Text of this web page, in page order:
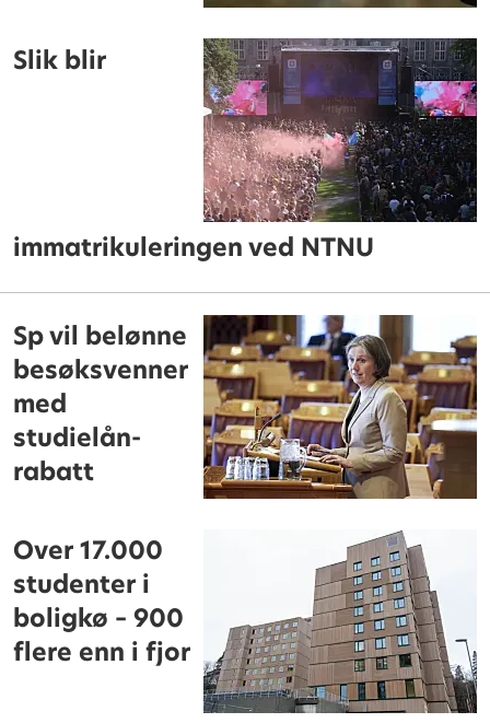
Slik blir
immatrikuleringen ved NTNU
Sp vil belønne
besøksvenner
med
studielån-
rabatt
Over 17.000
studenter i
boligkø – 900
flere enn i fjor